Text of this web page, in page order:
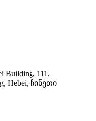
111,
Hebei, ჩინეთი